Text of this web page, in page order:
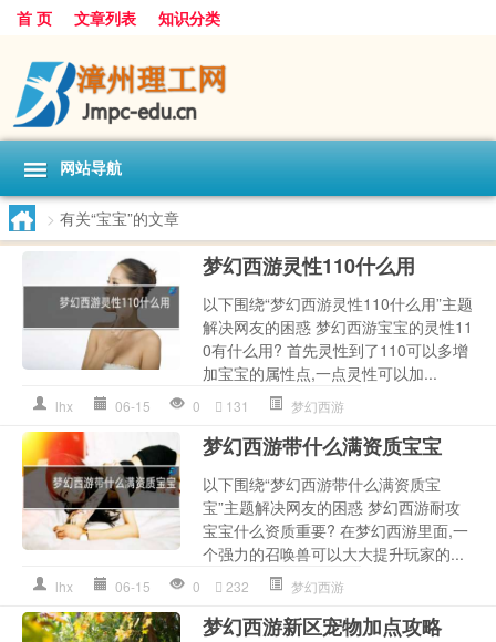
首 页 文章列表 知识分类
网站导航
> 有关“宝宝”的文章
梦幻西游灵性110什么用
以下围绕“梦幻西游灵性110什么用”主题
解决网友的困惑 梦幻西游宝宝的灵性11
0有什么用? 首先灵性到了110可以多增
加宝宝的属性点,一点灵性可以加...
lhx 06-15 0 131 梦幻西游
梦幻西游带什么满资质宝宝
以下围绕“梦幻西游带什么满资质宝
宝”主题解决网友的困惑 梦幻西游耐攻
宝宝什么资质重要? 在梦幻西游里面,一
个强力的召唤兽可以大大提升玩家的...
lhx 06-15 0 232 梦幻西游
梦幻西游新区宠物加点攻略